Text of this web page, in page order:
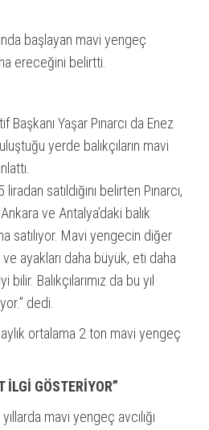
başlayan mavi yengeç
ereceğini belirtti.
Yaşar Pınarcı da Enez
yerde balıkçıların mavi
satıldığını belirten Pınarcı,
ve Antalya’daki balık
satılıyor. Mavi yengecin diğer
ayakları daha büyük, eti daha
Balıkçılarımız da bu yıl
dedi.
aylık ortalama 2 ton mavi yengeç
İLGİ GÖSTERİYOR”
mavi yengeç avcılığı